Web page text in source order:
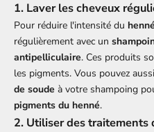
1. Laver les cheveux
Pour réduire l'intensité du henné
régulièrement avec un
antipelliculaire. Ces produits
les pigments. Vous pouvez
de soude à votre shampoing
pigments du henné.
2. Utiliser des traitements